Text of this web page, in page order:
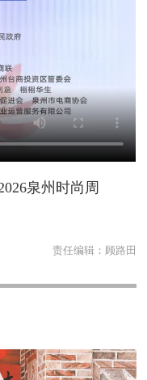
泉州时尚周
责任编辑： 顾路田